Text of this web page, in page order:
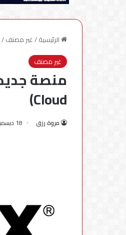
الرئيسية/غير مصنف/
غير مصنف
Cloud)
مروة رزق 18 ديسمبر، 2019